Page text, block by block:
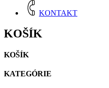
KONTAKT
KOŠÍK
KOŠÍK
KATEGÓRIE